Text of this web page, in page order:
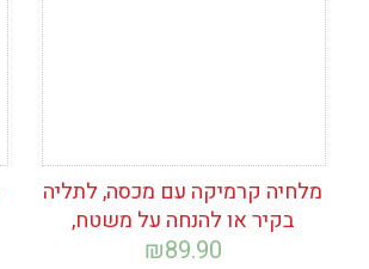
מלחיה קרמיקה עם מכסה, לתליה
בקיר או להנחה על משטח,
₪89.90